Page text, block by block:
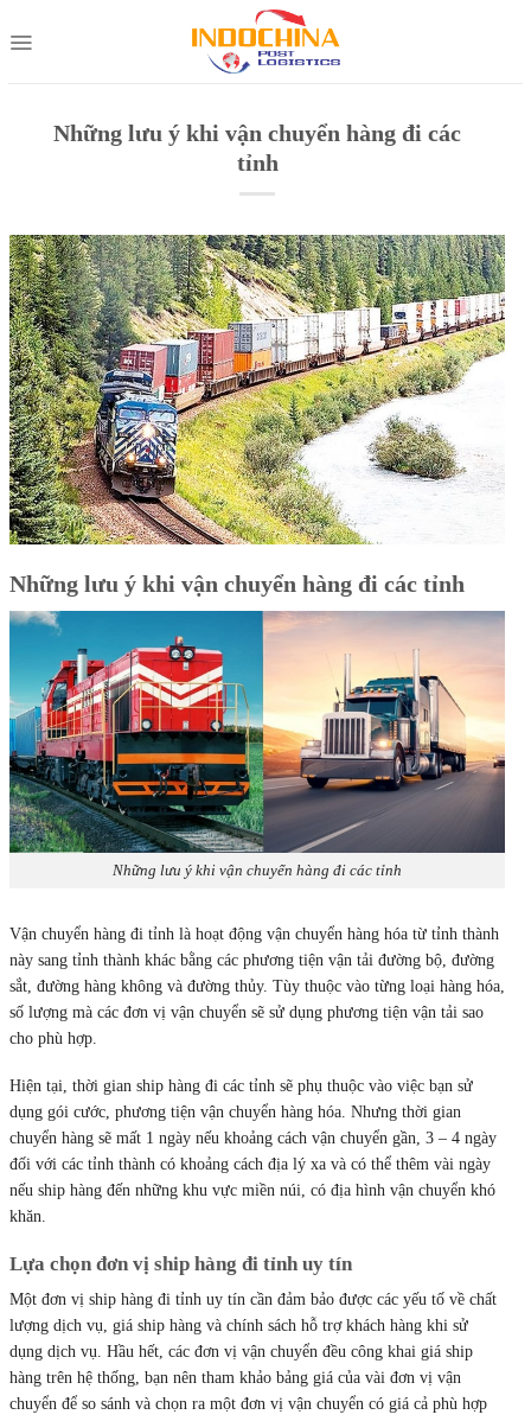
to
Những lưu ý khi vận chuyển hàng đi các
tỉnh
Những lưu ý khi vận chuyển hàng đi các tỉnh
Những lưu ý khi vận chuyển hàng đi các tỉnh
Vận chuyển hàng đi tỉnh là hoạt động vận chuyển hàng hóa từ tỉnh thành
này sang tỉnh thành khác bằng các phương tiện vận tải đường bộ, đường
sắt, đường hàng không và đường thủy. Tùy thuộc vào từng loại hàng hóa,
số lượng mà các đơn vị vận chuyển sẽ sử dụng phương tiện vận tải sao
cho phù hợp.
Hiện tại, thời gian ship hàng đi các tỉnh sẽ phụ thuộc vào việc bạn sử
dụng gói cước, phương tiện vận chuyển hàng hóa. Nhưng thời gian
chuyển hàng sẽ mất 1 ngày nếu khoảng cách vận chuyển gần, 3 – 4 ngày
đối với các tỉnh thành có khoảng cách địa lý xa và có thể thêm vài ngày
nếu ship hàng đến những khu vực miền núi, có địa hình vận chuyển khó
khăn.
Lựa chọn đơn vị ship hàng đi tỉnh uy tín
Một đơn vị ship hàng đi tỉnh uy tín cần đảm bảo được các yếu tố về chất
lượng dịch vụ, giá ship hàng và chính sách hỗ trợ khách hàng khi sử
dụng dịch vụ. Hầu hết, các đơn vị vận chuyển đều công khai giá ship
hàng trên hệ thống, bạn nên tham khảo bảng giá của vài đơn vị vận
chuyển để so sánh và chọn ra một đơn vị vận chuyển có giá cả phù hợp